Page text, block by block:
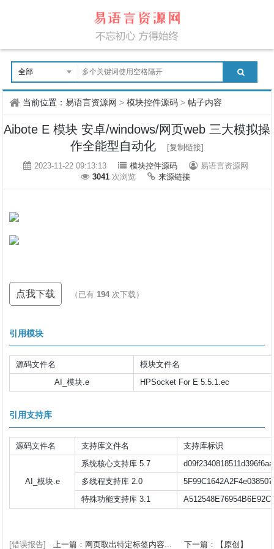
当前位置：易语言资源网 >模块控件源码 >帖子内容
Aibote E 模块 安卓/windows/网页web 三大模拟操
作全能型自动化
[复制链接]
2023-11-22 09:13:13
模块控件源码
易语言资源网
3041 次浏览 来源链接
点我下载 （已有194 次下载）
引用模块
源码文件名
模块文件名
AI_模块.e
HPSocket For E 5.5.1.ec
引用支持库
源码文件名 支持库文件名 支持库标识
AI_模块.e
系统核心支持库 5.7
多线程支持库 2.0
特殊功能支持库 3.1
[错误报告] 上一篇：网页取出特定标签内容... 下一篇：【原创】